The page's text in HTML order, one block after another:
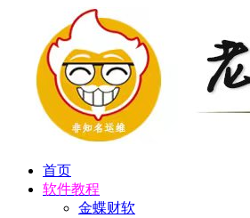
首页
软件教程
金蝶财软